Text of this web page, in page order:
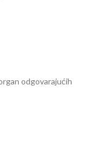
odgovarajućih